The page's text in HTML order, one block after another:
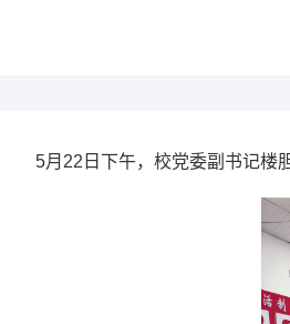
5月22日下午，校党委副书记楼